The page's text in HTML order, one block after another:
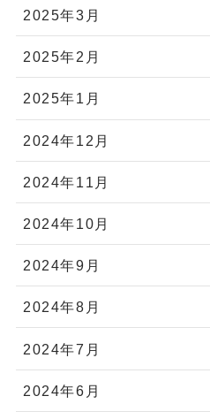
2025年3月
2025年2月
2025年1月
2024年12月
2024年11月
2024年10月
2024年9月
2024年8月
2024年7月
2024年6月